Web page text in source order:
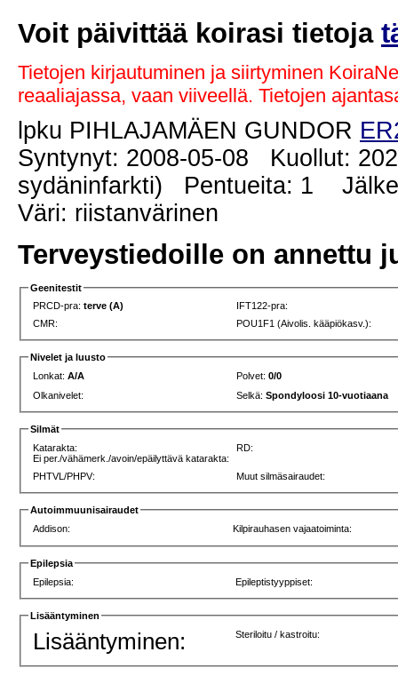
Voit päivittää koirasi tietoja
Tietojen kirjautuminen ja siirtyminen
reaaliajassa, vaan viiveellä. Tietojen
lpku PIHLAJAMÄEN GUNDOR
Syntynyt: 2008-05-08 Kuollut:
sydäninfarkti) Pentueita: 1
Väri: riistanvärinen
Terveystiedoille on annettu
Geenitestit
PRCD-pra:terve (A)
IFT122-pra:
CMR:
POU1F1 (Aivolis. kääpiökasv.):
Nivelet ja luusto
Lonkat:A/A Polvet:0/0
Olkanivelet:
Selkä:Spondyloosi 10-vuotiaana
Silmät
Katarakta:
Ei per./vähämerk./avoin/epäilyttävä katarakta:
RD:
PHTVL/PHPV: Muut silmäsairaudet:
Autoimmuunisairaudet
Addison:
Kilpirauhasen vajaatoiminta:
Epilepsia
Epilepsia:
Epileptistyyppiset:
Lisääntyminen
Lisääntyminen: Steriloitu / kastroitu: